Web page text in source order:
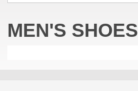
MEN'S SHOES